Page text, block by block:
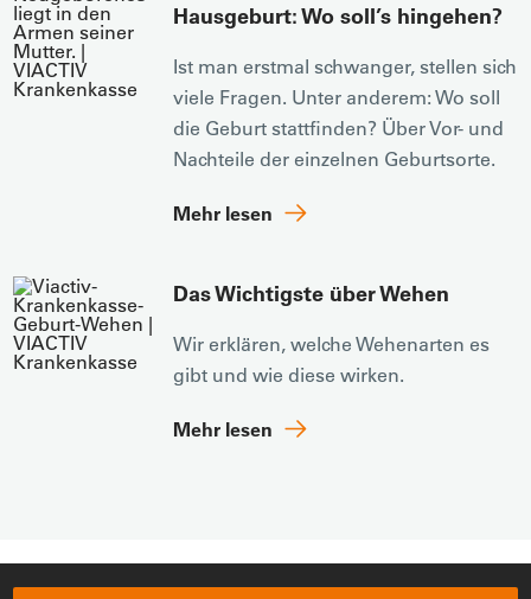
Hausgeburt: Wo soll’s hingehen?
Ist man erstmal schwanger, stellen sich
viele Fragen. Unter anderem: Wo soll
die Geburt stattfinden? Über Vor- und
Nachteile der einzelnen Geburtsorte.
Mehr lesen
Das Wichtigste über Wehen
Wir erklären, welche Wehenarten es
gibt und wie diese wirken.
Mehr lesen